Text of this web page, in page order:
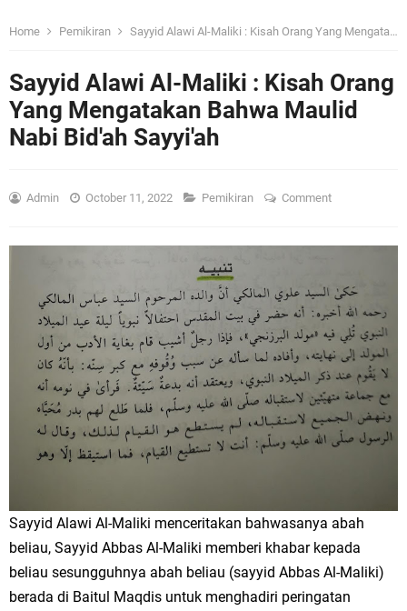
Home Pemikiran Sayyid Alawi Al-Maliki : Kisah Orang Yang Mengatakan Bahwa Maulid Nabi Bid'ah Sayyi'ah
Sayyid Alawi Al-Maliki : Kisah Orang
Yang Mengatakan Bahwa Maulid
Nabi Bid'ah Sayyi'ah
Admin October 11, 2022 Pemikiran Comment
Sayyid Alawi Al-Maliki menceritakan bahwasanya abah
beliau, Sayyid Abbas Al-Maliki memberi khabar kepada
beliau sesungguhnya abah beliau (sayyid Abbas Al-Maliki)
berada di Baitul Maqdis untuk menghadiri peringatan